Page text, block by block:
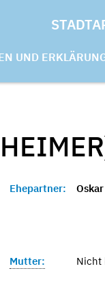
UND
Ehepartner:
Mutter: Nicht